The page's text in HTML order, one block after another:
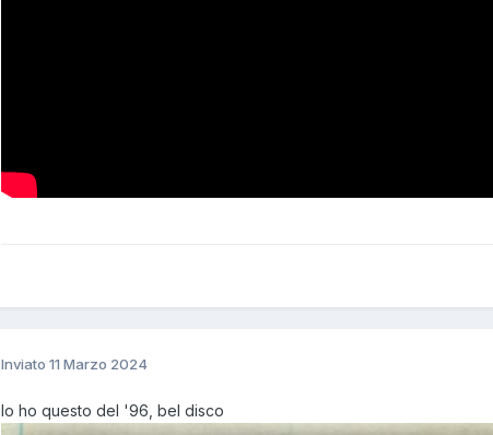
Inviato 11 Marzo 2024
Io ho questo del '96, bel disco